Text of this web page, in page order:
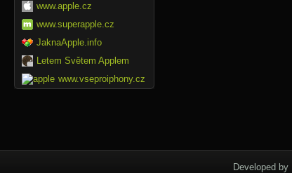
www.apple.cz
www.superapple.cz
JaknaApple.info
Letem Světem Applem
www.vseproiphony.cz
Developed by